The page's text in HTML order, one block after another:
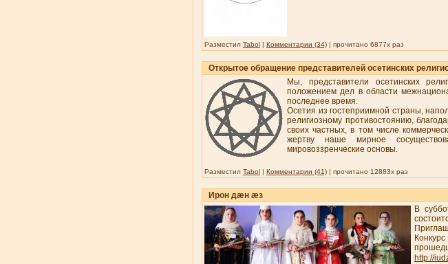
Разместил Tabol | Комментарии (34) | прочитано 6877x раз
Открытое обращение представителей осетинских
Мы, представители осетинских
положением дел в области
последнее время.
Осетия из гостеприимной страны,
религиозному противостоянию,
своих частных, в том числе
жертву наше мирное
мировоззренческие основы.
Разместил Tabol | Комментарии (41) | прочитано 12883x раз
Ирон дæн æз
В
http://